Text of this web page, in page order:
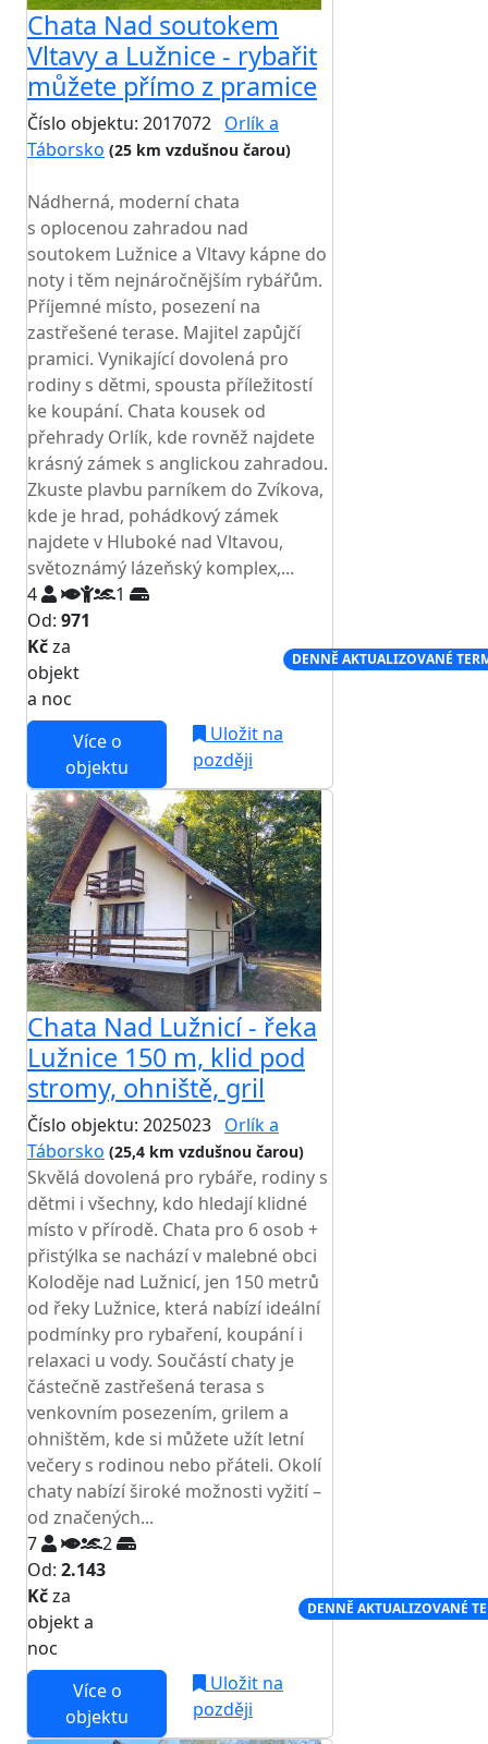
Chata Nad soutokem
Vltavy a Lužnice - rybařit
můžete přímo z pramice
Číslo objektu: 2017072 Orlík a
Táborsko (25 km vzdušnou čarou)
Nádherná, moderní chata
s oplocenou zahradou nad
soutokem Lužnice a Vltavy kápne do
noty i těm nejnáročnějším rybářům.
Příjemné místo, posezení na
zastřešené terase. Majitel zapůjčí
pramici. Vynikající dovolená pro
rodiny s dětmi, spousta příležitostí
ke koupání. Chata kousek od
přehrady Orlík, kde rovněž najdete
krásný zámek s anglickou zahradou.
Zkuste plavbu parníkem do Zvíkova,
kde je hrad, pohádkový zámek
najdete v Hluboké nad Vltavou,
světoznámý lázeňský komplex,...
4
1
Od: 971
Kčza
objekt
a noc
DENNĚ AKTUALIZOVANÉ
Více o
objektu
Uložit na
později
Chata Nad Lužnicí - řeka
Lužnice 150 m, klid pod
stromy, ohniště, gril
Číslo objektu: 2025023 Orlík a
Táborsko (25,4 km vzdušnou čarou)
Skvělá dovolená pro rybáře, rodiny s
dětmi i všechny, kdo hledají klidné
místo v přírodě. Chata pro 6 osob +
přistýlka se nachází v malebné obci
Koloděje nad Lužnicí, jen 150 metrů
od řeky Lužnice, která nabízí ideální
podmínky pro rybaření, koupání i
relaxaci u vody. Součástí chaty je
částečně zastřešená terasa s
venkovním posezením, grilem a
ohništěm, kde si můžete užít letní
večery s rodinou nebo přáteli. Okolí
chaty nabízí široké možnosti vyžití –
od značených...
7
2
Od: 2.143
Kčza
objekt a
noc
DENNĚ AKTUALIZOVANÉ
Více o
objektu
Uložit na
později